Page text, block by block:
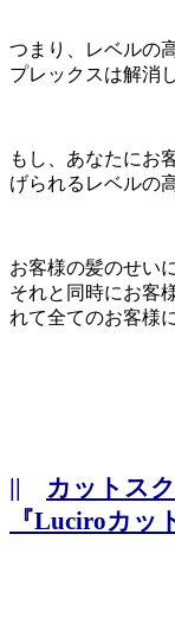
つまり、レベルの
プレックスは解消
もし、あなたにお
げられるレベルの
お客様の髪のせい
それと同時にお客
れて全てのお客様
|| カットス
『Luciroカッ